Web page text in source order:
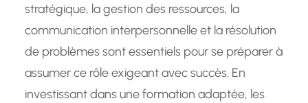
stratégique, la gestion des ressources, la
communication interpersonnelle et la résolution
de problèmes sont essentiels pour se préparer à
assumer ce rôle exigeant avec succès. En
investissant dans une formation adaptée, les